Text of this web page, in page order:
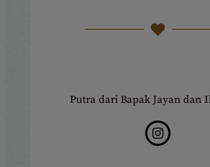
Putra dari Bapak Jayan dan